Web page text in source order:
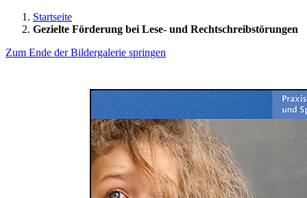
Startseite
Gezielte Förderung bei Lese- und Rechtschreibstörungen
Zum Ende der Bildergalerie springen